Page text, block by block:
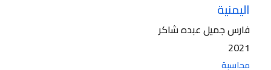
اليمنية
فارس جميل عبده شاكر
2021
محاسبة